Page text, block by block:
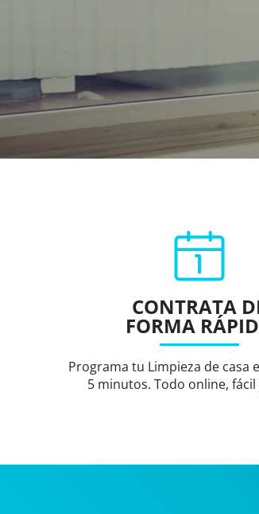
CONTRATA
FORMA
Programa tu Limpieza de casa
5 minutos. Todo online,